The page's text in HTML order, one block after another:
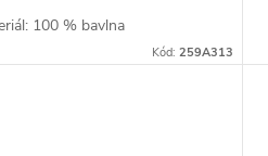
100 % bavlna
Kód:259A313